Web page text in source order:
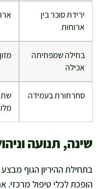
ירידת סוכר בין
ארוחות
בחילה שמפחיתה
אכילה
סחרחורת בעמידה
שינה, תנועה
בתחילת ההיריון הגוף
הופכת לכלי טיפול מרכזי.